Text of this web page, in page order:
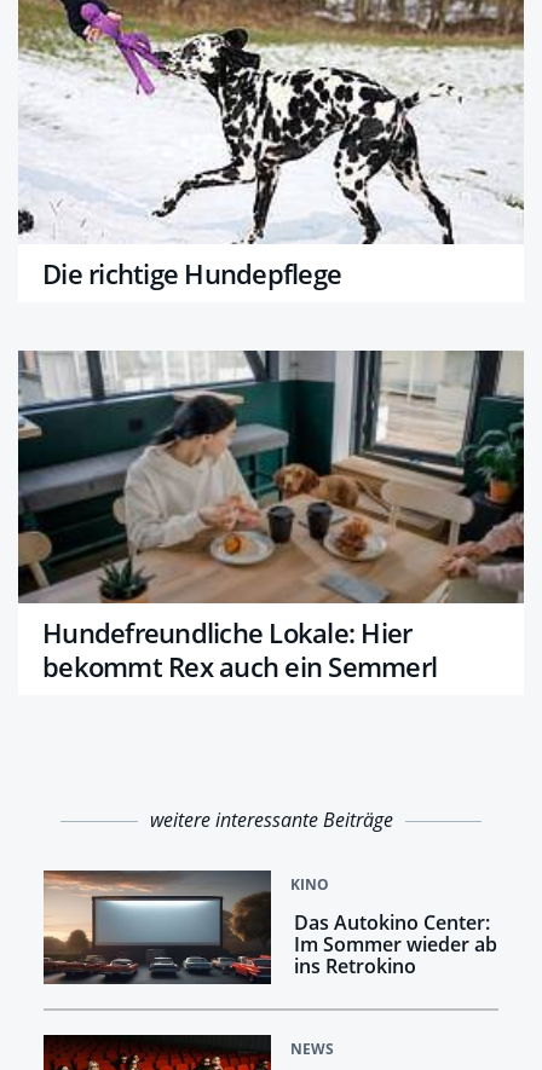
Die richtige Hundepflege
Hundefreundliche Lokale: Hier
bekommt Rex auch ein Semmerl
weitere interessante Beiträge
KINO
Das Autokino Center:
Im Sommer wieder ab
ins Retrokino
NEWS